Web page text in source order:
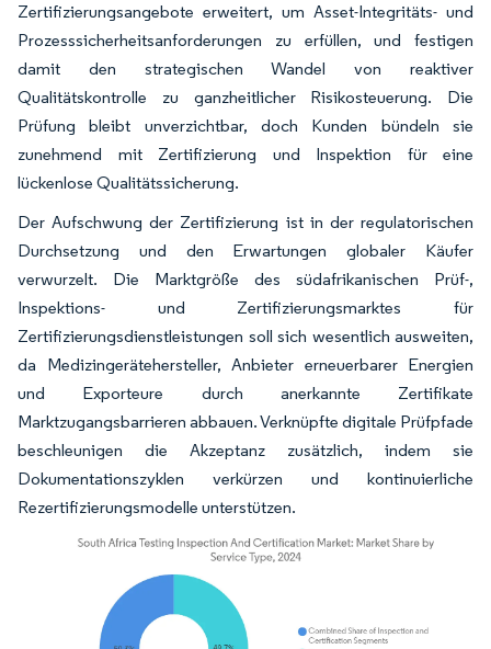
Zertifizierungsangebote erweitert, um Asset-Integritäts- und
Prozesssicherheitsanforderungen zu erfüllen, und festigen
damit den strategischen Wandel von reaktiver
Qualitätskontrolle zu ganzheitlicher Risikosteuerung. Die
Prüfung bleibt unverzichtbar, doch Kunden bündeln sie
zunehmend mit Zertifizierung und Inspektion für eine
lückenlose Qualitätssicherung.
Der Aufschwung der Zertifizierung ist in der regulatorischen
Durchsetzung und den Erwartungen globaler Käufer
verwurzelt. Die Marktgröße des südafrikanischen Prüf-,
Inspektions- und Zertifizierungsmarktes für
Zertifizierungsdienstleistungen soll sich wesentlich ausweiten,
da Medizingerätehersteller, Anbieter erneuerbarer Energien
und Exporteure durch anerkannte Zertifikate
Marktzugangsbarrieren abbauen. Verknüpfte digitale Prüfpfade
beschleunigen die Akzeptanz zusätzlich, indem sie
Dokumentationszyklen verkürzen und kontinuierliche
Rezertifizierungsmodelle unterstützen.